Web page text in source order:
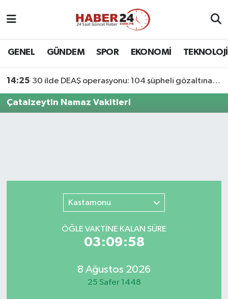
GENEL GÜNDEM SPOR EKONOMİ TEKNOLOJİ
14:25 30 ilde DEAŞ operasyonu: 104 şüpheli gözaltına alındı
Çatalzeytin Namaz Vakitleri
Kastamonu
ÖĞLE VAKTİNE KALAN SÜRE
03:09:58
8 Ağustos 2026
25 Safer 1448
Nöbetçi Eczaneler
Son Dakika Haberleri